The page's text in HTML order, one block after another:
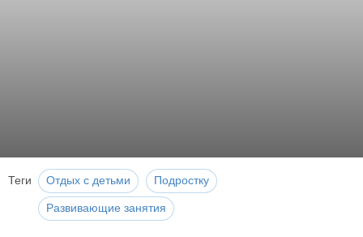
Теги Отдых с детьми Подростку
Развивающие занятия